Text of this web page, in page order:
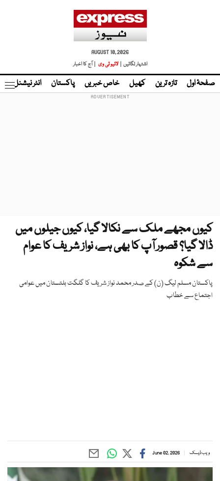
AUGUST 10, 2026
اشتہار لگائیں |
لائیو ٹی وی | آج کا اخبار
صفحۂ اول تازہ ترین کھیل خاص خبریں پاکستان انٹر نیشنل
کیوں مجھے ملک سے نکالا گیا، کیوں جیلوں میں
ڈالا گیا؟ قصور آپ کا بھی ہے، نواز شریف کا عوام
سے شکوہ
پاکستان مسلم لیگ (ن) کے صدر محمد نواز شریف کا گلگت بلتستان میں عوامی
اجتماع سے خطاب
ویب ڈیسک June 02, 2026